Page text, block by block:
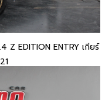
Z EDITION ENTRY เกียร์